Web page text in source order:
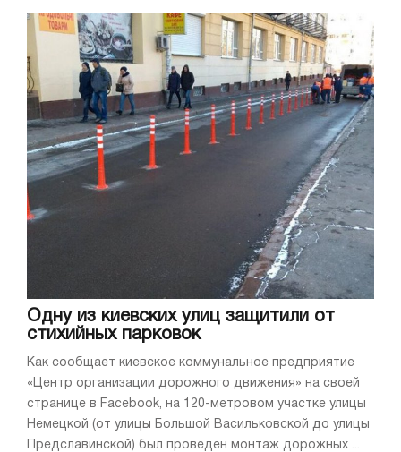
Одну из киевских улиц защитили от
стихийных парковок
Как сообщает киевское коммунальное предприятие
«Центр организации дорожного движения» на своей
странице в Facebook, на 120-метровом участке улицы
Немецкой (от улицы Большой Васильковской до улицы
Предславинской) был проведен монтаж дорожных ...